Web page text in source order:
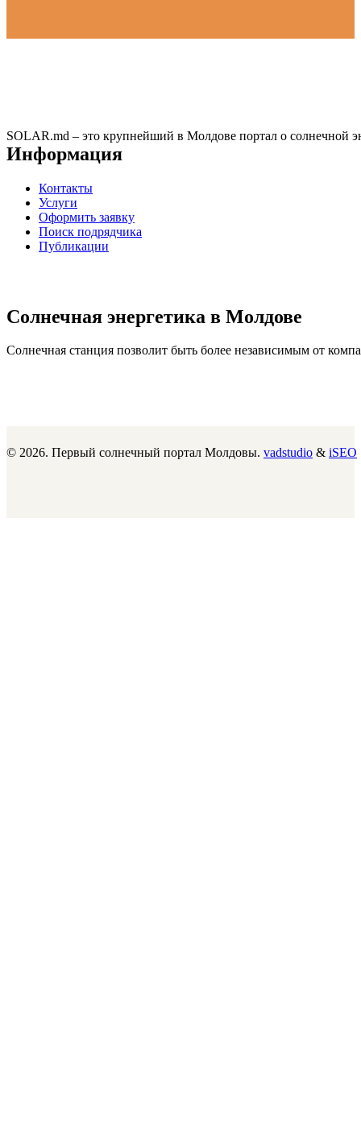
SOLAR.md – это крупнейший в Молдове портал о солнечной
Информация
Контакты
Услуги
Оформить заявку
Поиск подрядчика
Публикации
Солнечная энергетика в Молдове
Солнечная станция позволит быть более независимым от
© 2026. Первый солнечный портал Молдовы. vadstudio & iSEO